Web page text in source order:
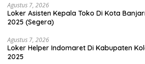
Agustus 7, 2026
Loker Asisten Kepala Toko Di Kota
2025 (Segera)
Agustus 7, 2026
Loker Helper Indomaret Di Kabupaten
2025